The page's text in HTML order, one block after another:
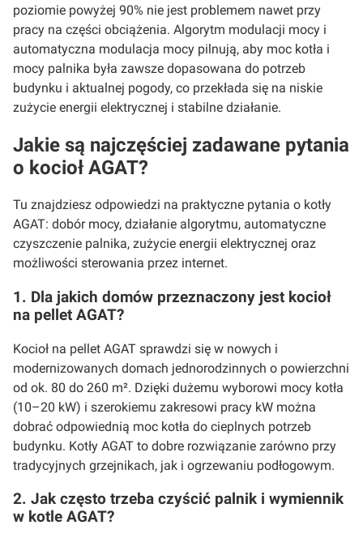
poziomie powyżej 90% nie jest problemem nawet przy
pracy na części obciążenia. Algorytm modulacji mocy i
automatyczna modulacja mocy pilnują, aby moc kotła i
mocy palnika była zawsze dopasowana do potrzeb
budynku i aktualnej pogody, co przekłada się na niskie
zużycie energii elektrycznej i stabilne działanie.
Jakie są najczęściej zadawane pytania
o kocioł AGAT?
Tu znajdziesz odpowiedzi na praktyczne pytania o kotły
AGAT: dobór mocy, działanie algorytmu, automatyczne
czyszczenie palnika, zużycie energii elektrycznej oraz
możliwości sterowania przez internet.
1. Dla jakich domów przeznaczony jest kocioł
na pellet AGAT?
Kocioł na pellet AGAT sprawdzi się w nowych i
modernizowanych domach jednorodzinnych o powierzchni
od ok. 80 do 260 m². Dzięki dużemu wyborowi mocy kotła
(10–20 kW) i szerokiemu zakresowi pracy kW można
dobrać odpowiednią moc kotła do cieplnych potrzeb
budynku. Kotły AGAT to dobre rozwiązanie zarówno przy
tradycyjnych grzejnikach, jak i ogrzewaniu podłogowym.
2. Jak często trzeba czyścić palnik i wymiennik
w kotle AGAT?